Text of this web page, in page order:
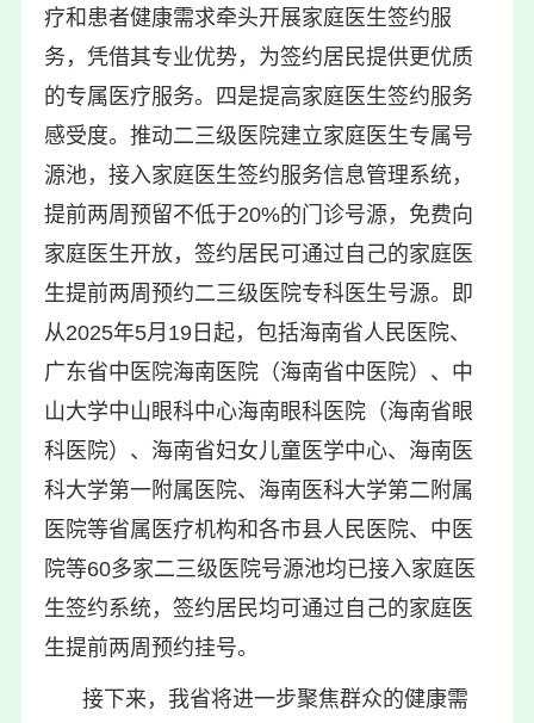
疗和患者健康需求牵头开展家庭医生签约服
务，凭借其专业优势，为签约居民提供更优质
的专属医疗服务。四是提高家庭医生签约服务
感受度。推动二三级医院建立家庭医生专属号
源池，接入家庭医生签约服务信息管理系统，
提前两周预留不低于20%的门诊号源，免费向
家庭医生开放，签约居民可通过自己的家庭医
生提前两周预约二三级医院专科医生号源。即
从2025年5月19日起，包括海南省人民医院、
广东省中医院海南医院（海南省中医院）、中
山大学中山眼科中心海南眼科医院（海南省眼
科医院）、海南省妇女儿童医学中心、海南医
科大学第一附属医院、海南医科大学第二附属
医院等省属医疗机构和各市县人民医院、中医
院等60多家二三级医院号源池均已接入家庭医
生签约系统，签约居民均可通过自己的家庭医
生提前两周预约挂号。
接下来，我省将进一步聚焦群众的健康需